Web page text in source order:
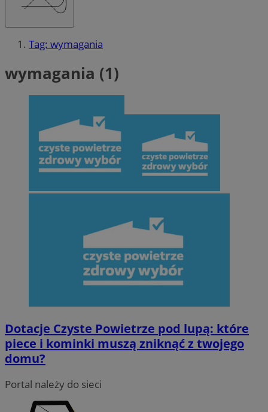
Tag: wymagania
wymagania (1)
Dotacje Czyste Powietrze pod lupą: które
piece i kominki muszą zniknąć z twojego
domu?
Portal należy do sieci